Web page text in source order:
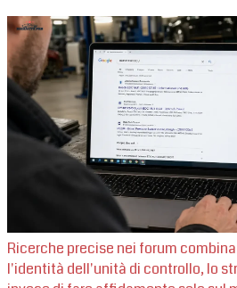
Ricerche precise nei forum
l'identità dell'unità di controllo, lo